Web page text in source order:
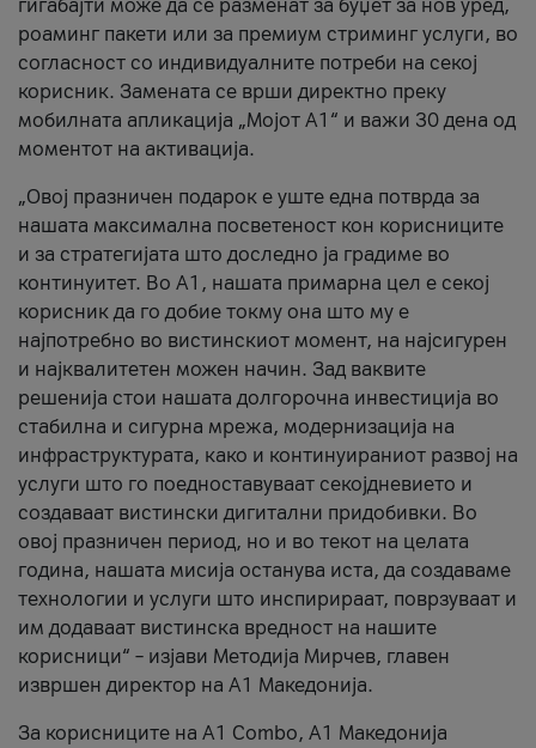
гигабајти може да се разменат за буџет за нов уред,
роаминг пакети или за премиум стриминг услуги, во
согласност со индивидуалните потреби на секој
корисник. Замената се врши директно преку
мобилната апликација „Мојот А1“ и важи 30 дена од
моментот на активација.
„Овој празничен подарок е уште една потврда за
нашата максимална посветеност кон корисниците
и за стратегијата што доследно ја градиме во
континуитет. Во А1, нашата примарна цел е секој
корисник да го добие токму она што му е
најпотребно во вистинскиот момент, на најсигурен
и најквалитетен можен начин. Зад ваквите
решенија стои нашата долгорочна инвестиција во
стабилна и сигурна мрежа, модернизација на
инфраструктурата, како и континуираниот развој на
услуги што го поедноставуваат секојдневието и
создаваат вистински дигитални придобивки. Во
овој празничен период, но и во текот на целата
година, нашата мисија останува иста, да создаваме
технологии и услуги што инспирираат, поврзуваат и
им додаваат вистинска вредност на нашите
корисници“ – изјави Методија Мирчев, главен
извршен директор на А1 Македонија.
За корисниците на A1 Combo, А1 Македонија